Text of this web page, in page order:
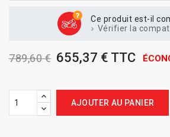
Ce produit est-il
Vérifier la
789,60 € 655,37 € TTC
AJOUTER AU PANIER